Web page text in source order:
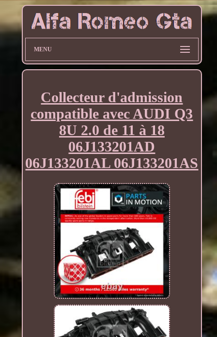
MENU
Collecteur d'admission
compatible avec AUDI Q3
8U 2.0 de 11 à 18
06J133201AD
06J133201AL 06J133201AS